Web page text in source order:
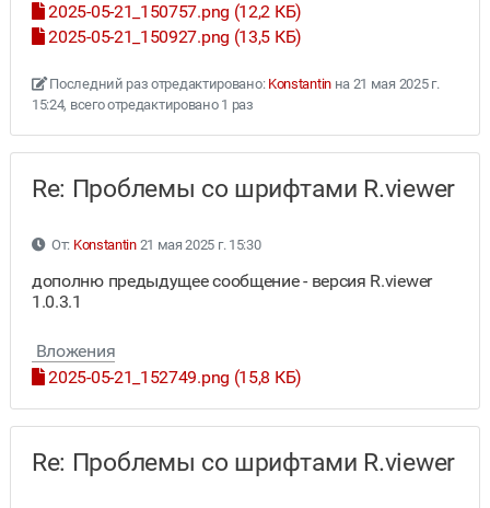
2025-05-21_150757.png (12,2 КБ)
2025-05-21_150927.png (13,5 КБ)
Последний раз отредактировано: Konstantinна 21 мая 2025 г.
15:24, всего отредактировано 1 раз
Re: Проблемы со шрифтами R.viewer
От: Konstantin21 мая 2025 г. 15:30
дополню предыдущее сообщение - версия R.viewer
1.0.3.1
Вложения
2025-05-21_152749.png (15,8 КБ)
Re: Проблемы со шрифтами R.viewer